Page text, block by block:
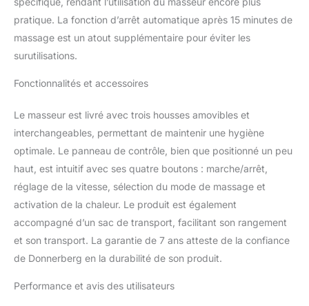
charge de batterie et
activation de la fonction
chauffante. L’autonomie
que la vitesse, le niveau
massage. Design
ergonomique : housses
amovibles et sangles
pratiques en cuir PU qui
vous permettant de
régler l’intensité et
améliorer le massage
pour la région du cou.
Utilisation simple,
confortable et
silencieuse
minuterie et protection
pratique. La fonction d’arrêt automatique après 15 minutes de
massage est un atout supplémentaire pour éviter les
surutilisations.
Fonctionnalités et accessoires
Le masseur est livré avec trois housses amovibles et
interchangeables, permettant de maintenir une hygiène
optimale. Le panneau de contrôle, bien que positionné un peu
haut, est intuitif avec ses quatre boutons : marche/arrêt,
réglage de la vitesse, sélection du mode de massage et
activation de la chaleur. Le produit est également
accompagné d’un sac de transport, facilitant son rangement
et son transport. La garantie de 7 ans atteste de la confiance
de Donnerberg en la durabilité de son produit.
Performance et avis des utilisateurs